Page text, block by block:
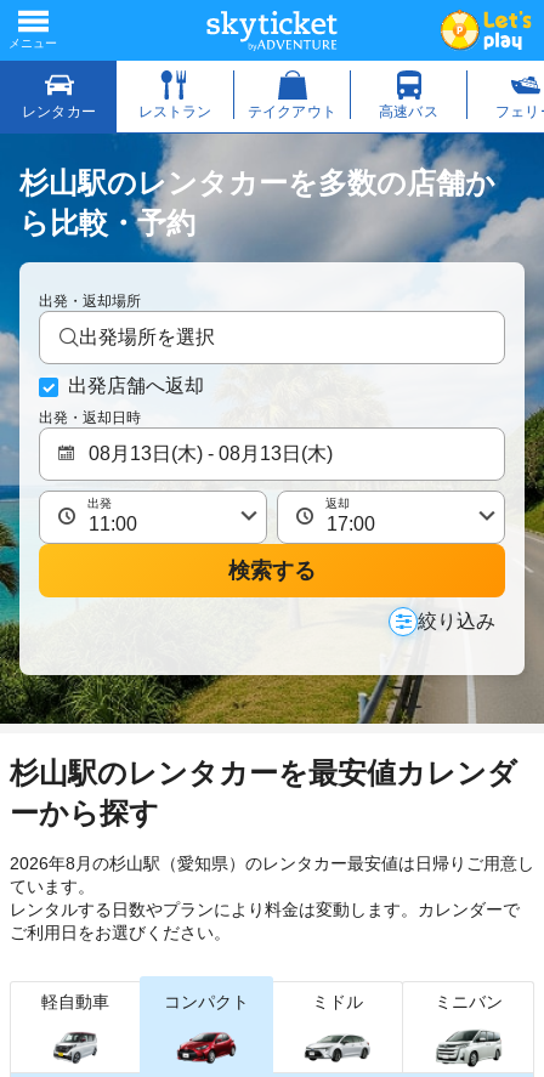
杉山駅のレンタカーを多数の店舗か
ら比較・予約
出発・返却場所
出発場所を選択
出発店舗へ返却
出発・返却日時
出発 返却
検索する
絞り込み
杉山駅のレンタカーを最安値カレンダ
ーから探す
2026年8月の杉山駅（愛知県）のレンタカー最安値は日帰り ご用意し
ています。
レンタルする日数やプランにより料金は変動します。カレンダーで
ご利用日をお選びください。
軽自動車 コンパクト ミドル ミニバン